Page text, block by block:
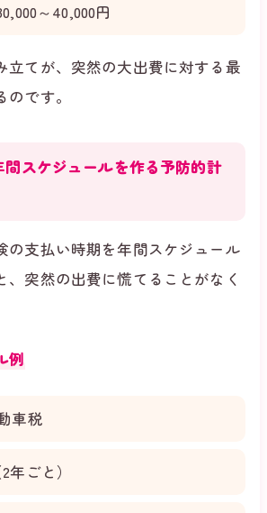
～40,000円
立てが、突然の大出費に対する最
です。
スケジュールを作る予防的計
の支払い時期を年間スケジュール
、突然の出費に慌てることがなく
例
車税
年ごと）